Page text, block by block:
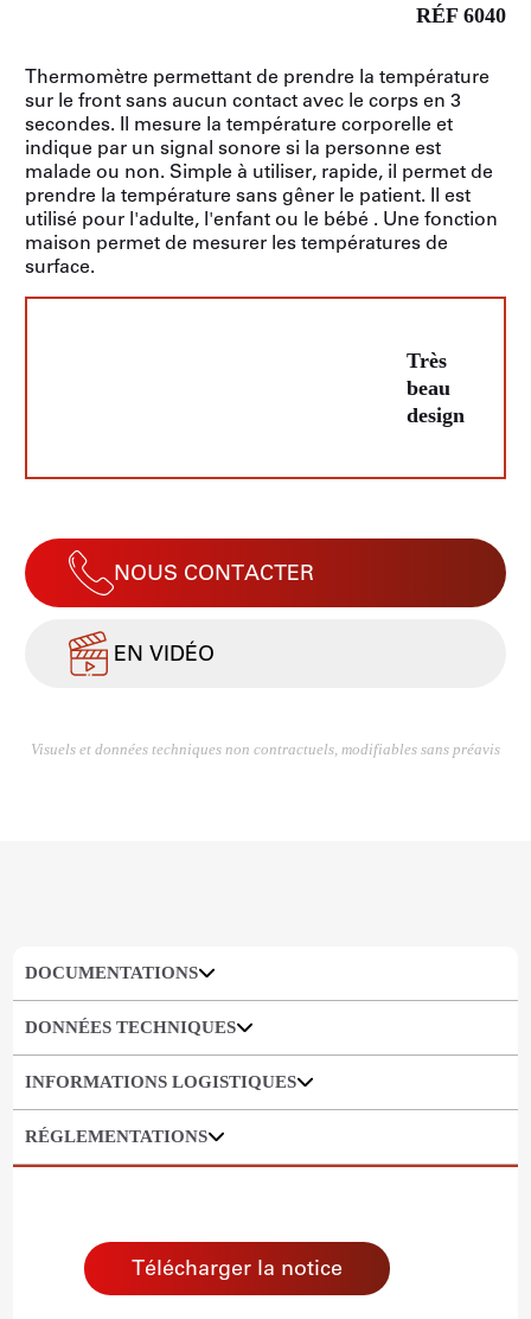
RÉF 6040
Thermomètre permettant de prendre la température
sur le front sans aucun contact avec le corps en 3
secondes. Il mesure la température corporelle et
indique par un signal sonore si la personne est
malade ou non. Simple à utiliser, rapide, il permet de
prendre la température sans gêner le patient. Il est
utilisé pour l'adulte, l'enfant ou le bébé . Une fonction
maison permet de mesurer les températures de
surface.
Très
beau
design
NOUS CONTACTER
EN VIDÉO
Visuels et données techniques non contractuels, modifiables sans préavis
DOCUMENTATIONS
DONNÉES TECHNIQUES
INFORMATIONS LOGISTIQUES
RÉGLEMENTATIONS
Télécharger la notice